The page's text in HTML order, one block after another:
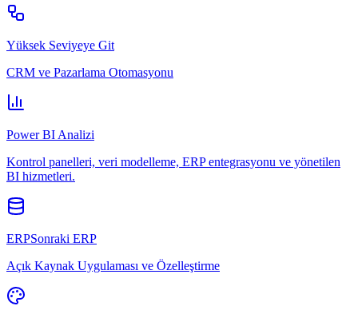
Yüksek Seviyeye Git
CRM ve Pazarlama Otomasyonu
Power BI Analizi
Kontrol panelleri, veri modelleme, ERP entegrasyonu ve yönetilen
BI hizmetleri.
ERPSonraki ERP
Açık Kaynak Uygulaması ve Özelleştirme